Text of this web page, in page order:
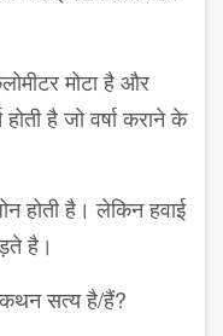
मोटा है और
है जो वर्षा कराने के
है। लेकिन हवाई
है।
सत्य है/हैं?